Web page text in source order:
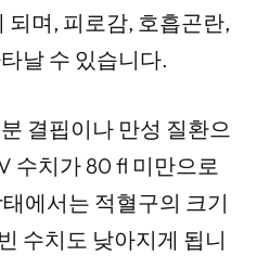
되며, 피로감, 호흡곤란,
날 수 있습니다.
결핍이나 만성 질환으
수치가 80 fl 미만으로
에서는 적혈구의 크기
수치도 낮아지게 됩니